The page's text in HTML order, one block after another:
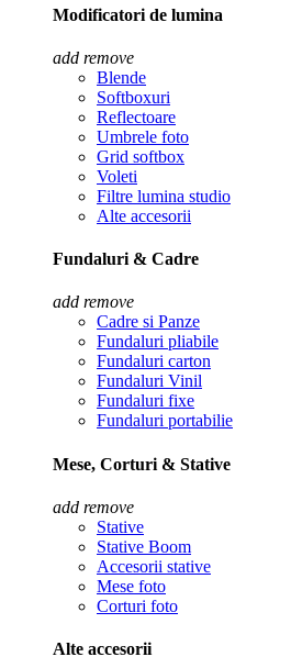
Modificatori de lumina
add remove
Blende
Softboxuri
Reflectoare
Umbrele foto
Grid softbox
Voleti
Filtre lumina studio
Alte accesorii
Fundaluri & Cadre
add remove
Cadre si Panze
Fundaluri pliabile
Fundaluri carton
Fundaluri Vinil
Fundaluri fixe
Fundaluri portabilie
Mese, Corturi & Stative
add remove
Stative
Stative Boom
Accesorii stative
Mese foto
Corturi foto
Alte accesorii